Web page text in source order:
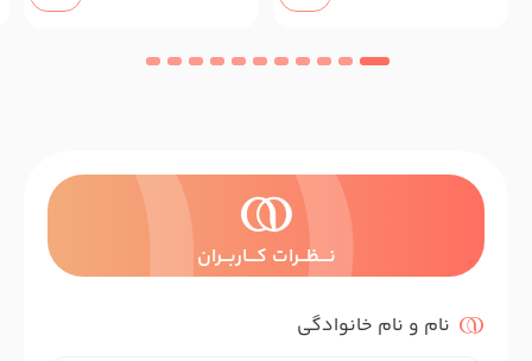
نــــظـــرات کــــاربـــران
نام و نام خانوادگی